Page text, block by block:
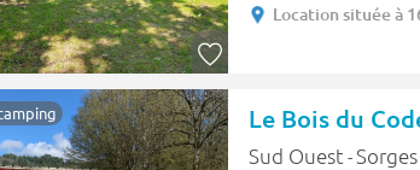
Location située à
Le Bois du
Sud Ouest -Sorges